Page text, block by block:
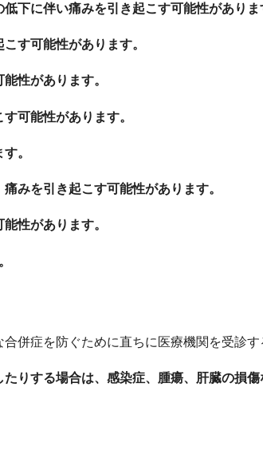
下に伴い痛みを引き起こす可能性がありま
す可能性があります。
性があります。
可能性があります。
。
みを引き起こす可能性があります。
性があります。
併症を防ぐために直ちに医療機関を受診す
りする場合は、感染症、腫瘍、肝臓の損